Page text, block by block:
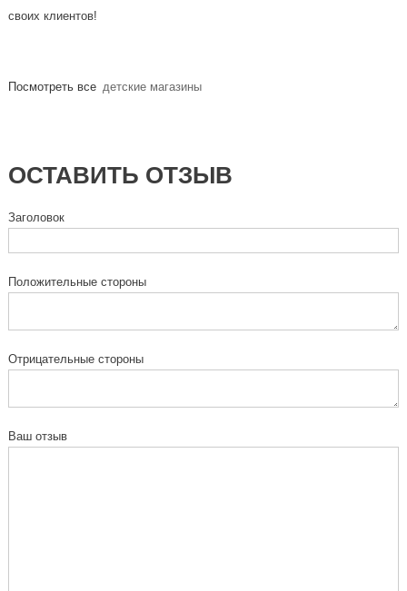
своих клиентов!
Посмотреть все детские магазины
ОСТАВИТЬ ОТЗЫВ
Заголовок
Положительные стороны
Отрицательные стороны
Ваш отзыв